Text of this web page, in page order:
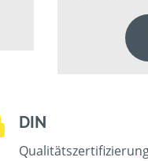
DIN